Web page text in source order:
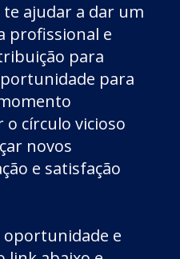
te ajudar a dar um
profissional e
para
para
círculo vicioso
novos
e satisfação
oportunidade e